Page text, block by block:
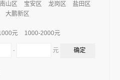
南山区 宝安区 龙岗区
盐田区
大鹏新区
元 1000-2000元
- 元